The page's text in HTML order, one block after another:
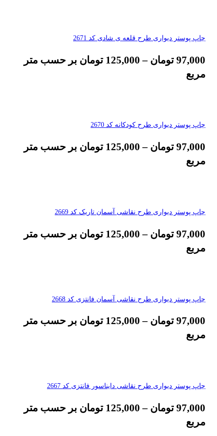
چاپ پوستر دیواری طرح قلعه ی شادی کد 2671
97,000 تومان –
125,000 تومان بر حسب متر
مربع
چاپ پوستر دیواری طرح کودکانه کد 2670
97,000 تومان –
125,000 تومان بر حسب متر
مربع
چاپ پوستر دیواری طرح نقاشی آسمان تاریک کد 2669
97,000 تومان –
125,000 تومان بر حسب متر
مربع
چاپ پوستر دیواری طرح نقاشی آسمان فانتزی کد 2668
97,000 تومان –
125,000 تومان بر حسب متر
مربع
چاپ پوستر دیواری طرح نقاشی دایناسور فانتزی کد 2667
97,000 تومان –
125,000 تومان بر حسب متر
مربع